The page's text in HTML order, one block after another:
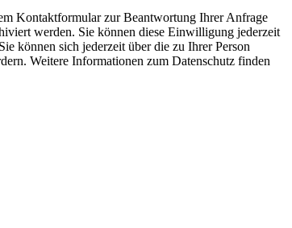
Kontaktformular zur Beantwortung Ihrer Anfrage
werden. Sie können diese Einwilligung jederzeit
können sich jederzeit über die zu Ihrer Person
Weitere Informationen zum Datenschutz finden